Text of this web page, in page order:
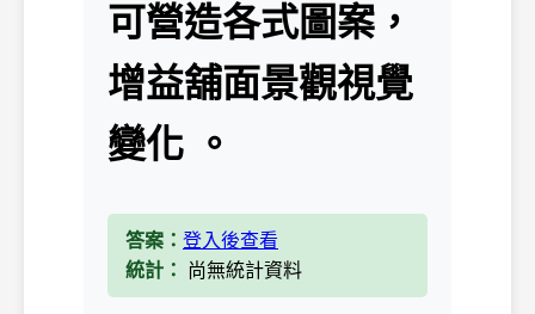
可營造各式圖案，
增益舖面景觀視覺
變化 。
答案： 登入後查看
統計：
尚無統計資料